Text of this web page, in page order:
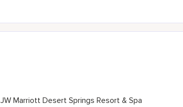
JW Marriott Desert Springs Resort & Spa